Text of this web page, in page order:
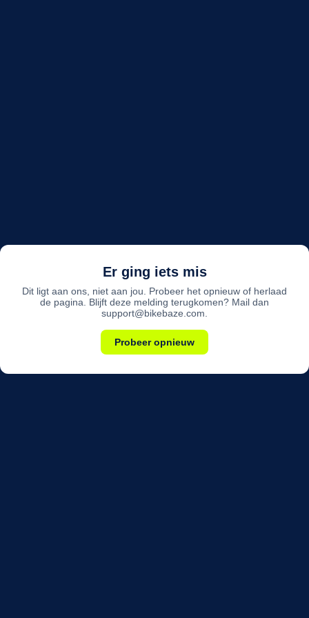
Er ging iets mis
Dit ligt aan ons, niet aan jou. Probeer het opnieuw of herlaad
de pagina. Blijft deze melding terugkomen? Mail dan
support@bikebaze.com.
Probeer opnieuw